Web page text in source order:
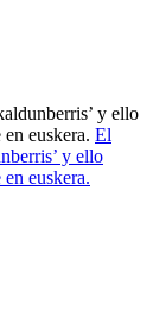
y ello
euskera. El
y ello
euskera.